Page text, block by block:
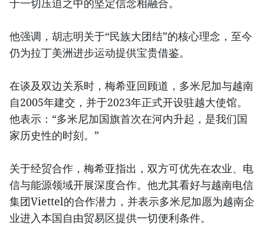
于一切压迫之中的坚定信念相融合。
他强调，胡志明关于“民族大团结”的核心理念，至今
仍为拉丁美洲进步运动提供宝贵借鉴。
在谈及双边关系时，梅希亚回顾道，多米尼加与越南
自2005年建交，并于2023年正式开设驻越大使馆。
他表示：“多米尼加国旗首次在河内升起，是我们国
家历史性的时刻。”
关于经贸合作，梅希亚指出，双方可优先在农业、电
信与能源领域开展深度合作。他尤其看好与越南电信
集团Viettel的合作潜力，并表示多米尼加愿为越南企
业进入本国自由贸易区提供一切便利条件。